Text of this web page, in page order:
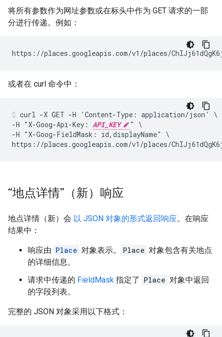
将所有参数作为网址参数或在标头中作为 GET 请求的一部
分进行传递。例如：
https://places.googleapis.com/v1/places/
或者在 curl 命令中：
curl -X GET -H 'Content-Type: application/json' \
-H "X-Goog-Api-Key: API_KEY
" \
-H "X-Goog-FieldMask: id,displayName" \
https://places.googleapis.com/v1/places/
“地点详情”（新）响应
地点详情（新）会 以 JSON 对象的形式返回响应。在响应
结果中：
响应由 Place 对象表示。 Place 对象包含有关地点
的详细信息。
请求中传递的 FieldMask 指定了 Place 对象中返回
的字段列表。
完整的 JSON 对象采用以下格式：